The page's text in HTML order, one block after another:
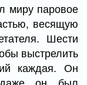
миру паровое
весящую
Шести
выстрелить
каждая. Он